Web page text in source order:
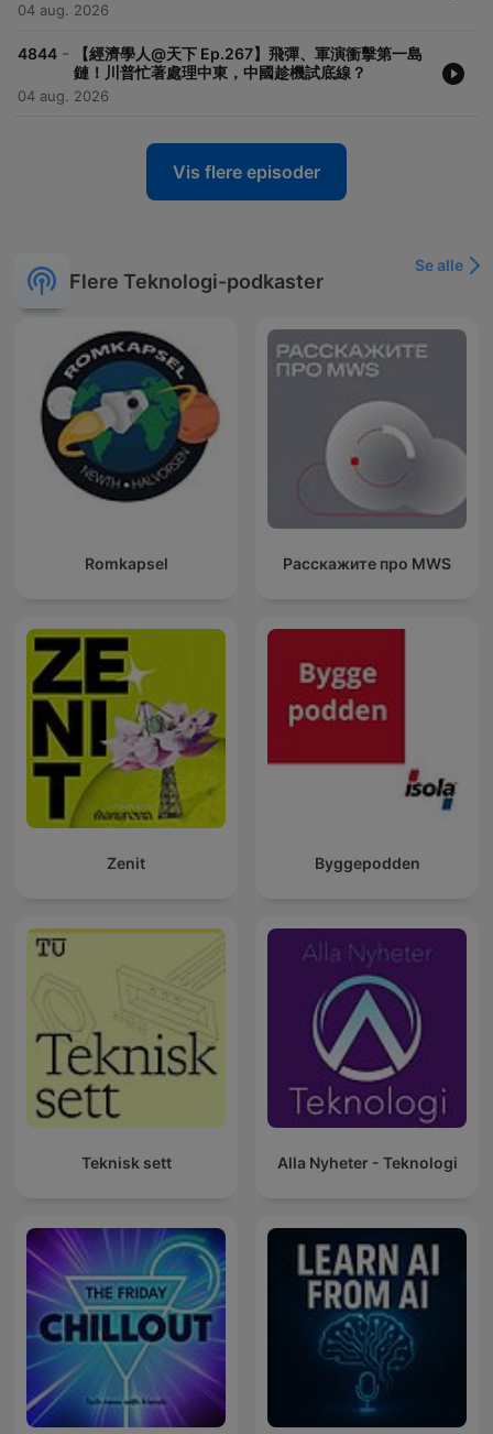
04 aug. 2026
4844 -
【經濟學人@天下 Ep.267】飛彈、軍演衝擊第一島
鏈！川普忙著處理中東，中國趁機試底線？
04 aug. 2026
Vis flere episoder
Flere Teknologi-podkaster
Se alle
Romkapsel Расскажите про MWS
Zenit Byggepodden
Teknisk sett Alla Nyheter - Teknologi